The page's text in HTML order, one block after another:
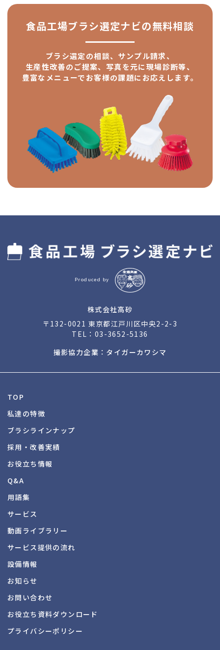
食品工場ブラシ選定ナビの無料相談
ブラシ選定の相談、サンプル請求、
生産性改善のご提案、 写真を元に現場診断等、
豊富なメニューでお客様の課題にお応えします。
Produced by
株式会社高砂
〒132-0021 東京都江戸川区中央2-2-3
TEL： 03-3652-5136
撮影協力企業：タイガーカワシマ
TOP
私達の特徴
ブラシラインナップ
採用・改善実績
お役立ち情報
Q&A
用語集
サービス
動画ライブラリー
サービス提供の流れ
設備情報
お知らせ
お問い合わせ
お役立ち資料ダウンロード
プライバシーポリシー